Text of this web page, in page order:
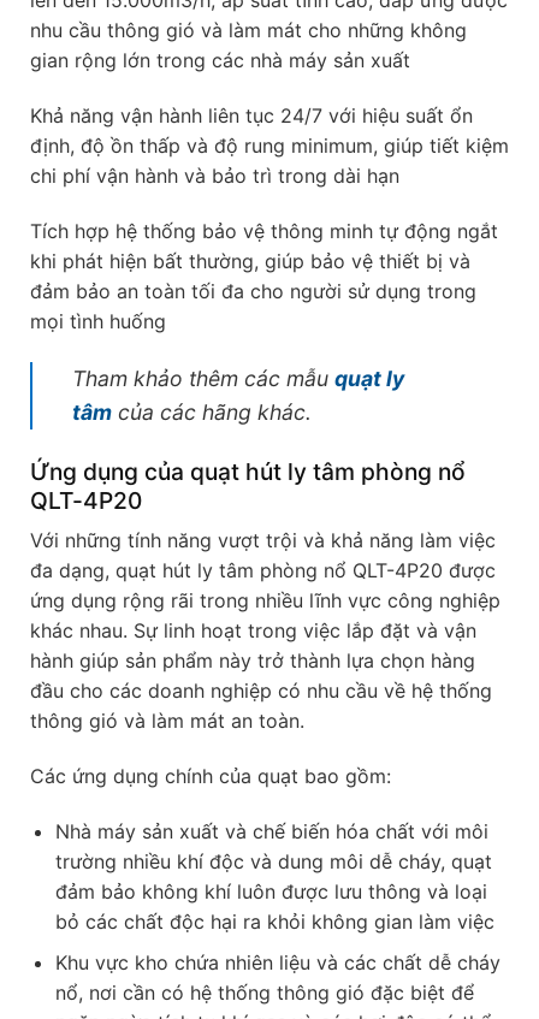
nhu cầu thông gió và làm mát cho những không
gian rộng lớn trong các nhà máy sản xuất
Khả năng vận hành liên tục 24/7 với hiệu suất ổn
định, độ ồn thấp và độ rung minimum, giúp tiết kiệm
chi phí vận hành và bảo trì trong dài hạn
Tích hợp hệ thống bảo vệ thông minh tự động ngắt
khi phát hiện bất thường, giúp bảo vệ thiết bị và
đảm bảo an toàn tối đa cho người sử dụng trong
mọi tình huống
Tham khảo thêm các mẫu quạt ly
tâm của các hãng khác.
Ứng dụng của quạt hút ly tâm phòng nổ
QLT-4P20
Với những tính năng vượt trội và khả năng làm việc
đa dạng, quạt hút ly tâm phòng nổ QLT-4P20 được
ứng dụng rộng rãi trong nhiều lĩnh vực công nghiệp
khác nhau. Sự linh hoạt trong việc lắp đặt và vận
hành giúp sản phẩm này trở thành lựa chọn hàng
đầu cho các doanh nghiệp có nhu cầu về hệ thống
thông gió và làm mát an toàn.
Các ứng dụng chính của quạt bao gồm:
Nhà máy sản xuất và chế biến hóa chất với môi
trường nhiều khí độc và dung môi dễ cháy, quạt
đảm bảo không khí luôn được lưu thông và loại
bỏ các chất độc hại ra khỏi không gian làm việc
Khu vực kho chứa nhiên liệu và các chất dễ cháy
nổ, nơi cần có hệ thống thông gió đặc biệt để